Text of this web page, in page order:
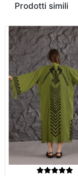
Prodotti simili